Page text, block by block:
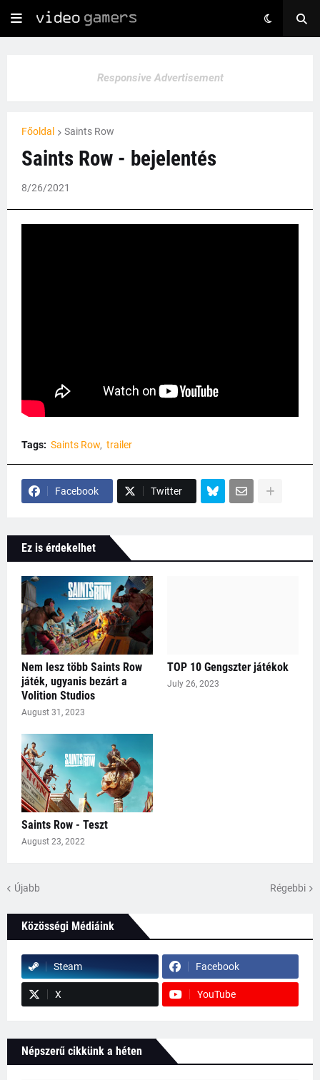
Responsive Advertisement
Főoldal Saints Row
Saints Row - bejelentés
8/26/2021
Tags: Saints Row trailer
Facebook Twitter
Ez is érdekelhet
Nem lesz több Saints Row
játék, ugyanis bezárt a
Volition Studios
August 31, 2023
TOP 10 Gengszter játékok
July 26, 2023
Saints Row - Teszt
August 23, 2022
Újabb Régebbi
Közösségi Médiáink
Steam Facebook
X YouTube
Népszerű cikkünk a héten